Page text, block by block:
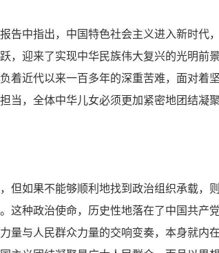
告中指出，中国特色社会主义进入新时代
，迎来了实现中华民族伟大复兴的光明前
着近代以来一百多年的深重苦难，面对着
当，全体中华儿女必须更加紧密地团结凝
但如果不能够顺利地找到政治组织承载，
这种政治使命，历史性地落在了中国共产
量与人民群众力量的交响变奏，本身就内